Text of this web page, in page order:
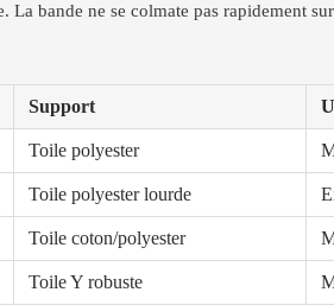
La bande ne se colmate pas rapidement
Support
Toile polyester
Toile polyester lourde
Toile coton/polyester
Toile Y robuste